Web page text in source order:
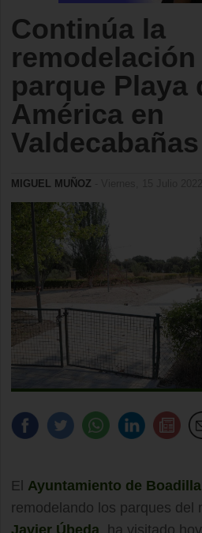
Continúa la
remodelación
parque Playa
América en
Valdecabañas
MIGUEL MUÑOZ
El Ayuntamiento de Boadilla
remodelando los parques del